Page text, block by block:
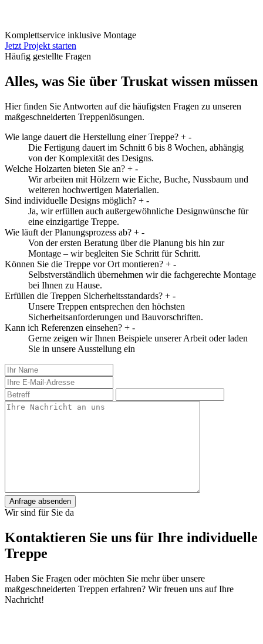
Komplettservice inklusive Montage
Jetzt Projekt starten
Häufig gestellte Fragen
Alles, was Sie über Truskat wissen müssen
Hier finden Sie Antworten auf die häufigsten Fragen zu unseren
maßgeschneiderten Treppenlösungen.
Wie lange dauert die Herstellung einer Treppe? + -
Die Fertigung dauert im Schnitt 6 bis 8 Wochen, abhängig
von der Komplexität des Designs.
Welche Holzarten bieten Sie an? + -
Wir arbeiten mit Hölzern wie Eiche, Buche, Nussbaum und
weiteren hochwertigen Materialien.
Sind individuelle Designs möglich? + -
Ja, wir erfüllen auch außergewöhnliche Designwünsche für
eine einzigartige Treppe.
Wie läuft der Planungsprozess ab? + -
Von der ersten Beratung über die Planung bis hin zur
Montage – wir begleiten Sie Schritt für Schritt.
Können Sie die Treppe vor Ort montieren? + -
Selbstverständlich übernehmen wir die fachgerechte Montage
bei Ihnen zu Hause.
Erfüllen die Treppen Sicherheitsstandards? + -
Unsere Treppen entsprechen den höchsten
Sicherheitsanforderungen und Bauvorschriften.
Kann ich Referenzen einsehen? + -
Gerne zeigen wir Ihnen Beispiele unserer Arbeit oder laden
Sie in unsere Ausstellung ein
Anfrage absenden
Wir sind für Sie da
Kontaktieren Sie uns für Ihre individuelle
Treppe
Haben Sie Fragen oder möchten Sie mehr über unsere
maßgeschneiderten Treppen erfahren? Wir freuen uns auf Ihre
Nachricht!